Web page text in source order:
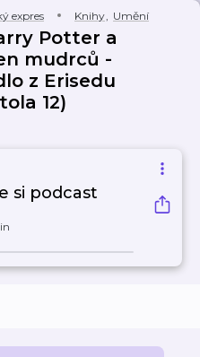
expres Knihy, Umění
Potter a
mudrců -
z Erisedu
12)
si podcast